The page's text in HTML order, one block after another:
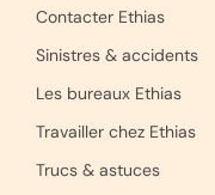
Contacter Ethias
Sinistres & accidents
Les bureaux Ethias
Travailler chez Ethias
Trucs & astuces